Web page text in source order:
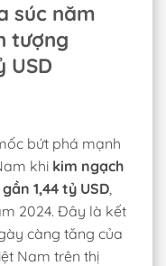
súc năm
tượng
USD
bứt phá mạnh
khi kim ngạch
1,44 tỷ USD
2024. Đây là kết
càng tăng của
Nam trên thị